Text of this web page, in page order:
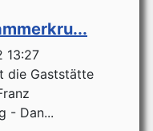
13:27
die Gaststätte
- Dan...